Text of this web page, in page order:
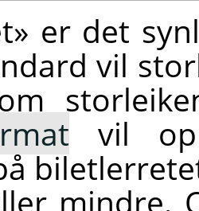
er det
vil
vil
mindre.